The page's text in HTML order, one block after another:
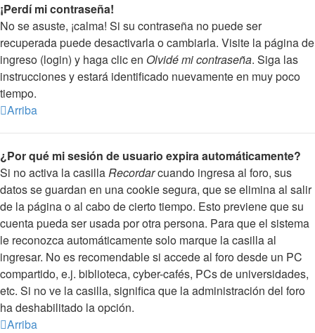
¡Perdí mi contraseña!
No se asuste, ¡calma! Si su contraseña no puede ser
recuperada puede desactivarla o cambiarla. Visite la página de
ingreso (login) y haga clic en Olvidé mi contraseña. Siga las
instrucciones y estará identificado nuevamente en muy poco
tiempo.
Arriba
¿Por qué mi sesión de usuario expira automáticamente?
Si no activa la casillaRecordarcuando ingresa al foro, sus
datos se guardan en una cookie segura, que se elimina al salir
de la página o al cabo de cierto tiempo. Esto previene que su
cuenta pueda ser usada por otra persona. Para que el sistema
le reconozca automáticamente solo marque la casilla al
ingresar. No es recomendable si accede al foro desde un PC
compartido, e.j. biblioteca, cyber-cafés, PCs de universidades,
etc. Si no ve la casilla, significa que la administración del foro
ha deshabilitado la opción.
Arriba